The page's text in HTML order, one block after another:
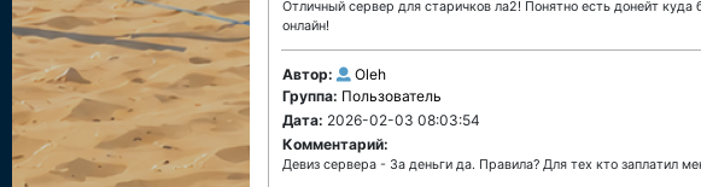
Отличный сервер для старичков ла2! Понятно есть донейт куда
онлайн!
Автор:
Oleh
Группа: Пользователь
Дата: 2026-02-03 08:03:54
Комментарий:
Девиз сервера - За деньги да. Правила? Для тех кто заплатил